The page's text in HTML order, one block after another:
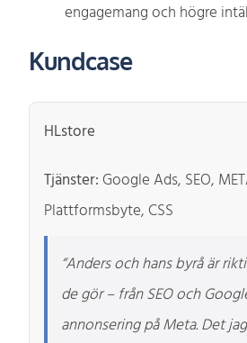
engagemang och högre
Kundcase
HLstore
Tjänster: Google Ads, SEO,
Plattformsbyte, CSS
“Anders och hans byrå är
de gör – från SEO och
annonsering på Meta. Det